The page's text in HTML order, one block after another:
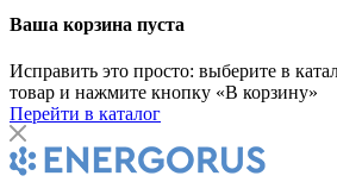
Ваша корзина пуста
Исправить это просто: выберите в
товар и нажмите кнопку «В корзину»
Перейти в каталог